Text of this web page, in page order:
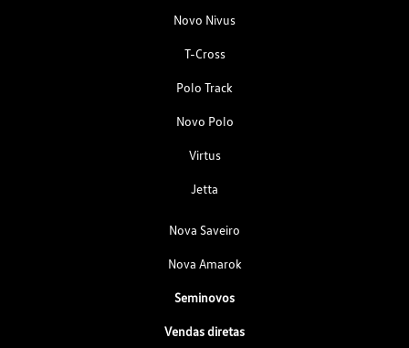
Novo Nivus
T-Cross
Polo Track
Novo Polo
Virtus
Jetta
Nova Saveiro
Nova Amarok
Seminovos
Vendas diretas